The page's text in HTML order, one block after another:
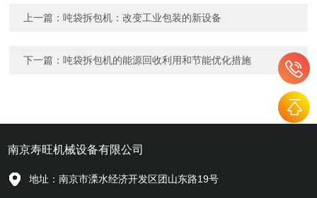
上一篇：吨袋拆包机：改变工业包装的新设备
下一篇：吨袋拆包机的能源回收利用和节能优化措施
南京寿旺机械设备有限公司
地址：南京市溧水经济开发区团山东路19号